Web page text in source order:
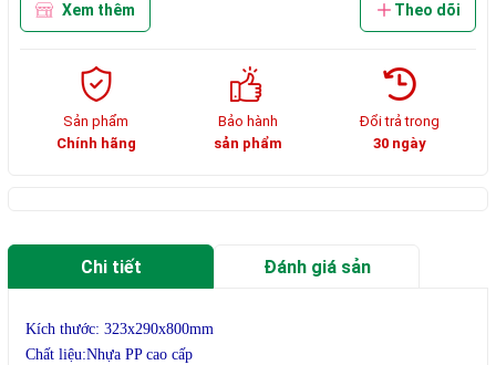
Xem thêm Theo dõi
Sản phẩm
Chính hãng
Bảo hành
sản phẩm
Đổi trả trong
30 ngày
Chi tiết Đánh giá sản
Kích thước: 323x290x800mm
Chất liệu:Nhựa PP cao cấp